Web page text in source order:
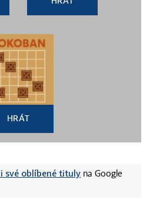
HRÁT
své oblíbené tituly na Google